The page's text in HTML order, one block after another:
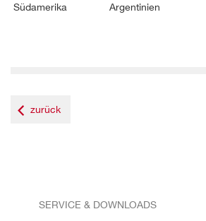
Südamerika
Argentinien
zurück
SERVICE & DOWNLOADS